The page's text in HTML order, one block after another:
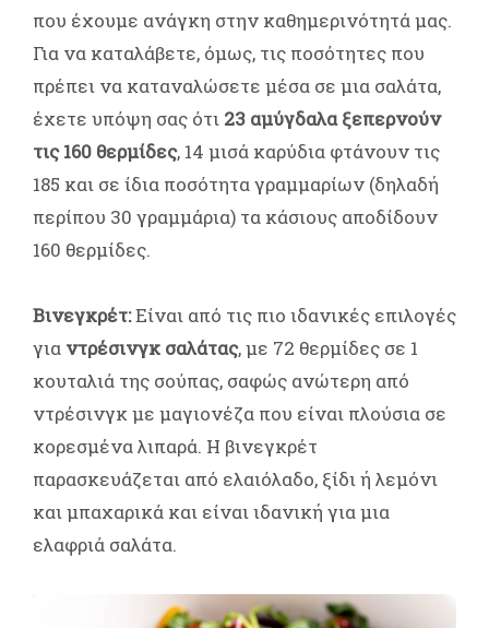
που έχουμε ανάγκη στην καθημερινότητά μας.
Για να καταλάβετε, όμως, τις ποσότητες που
πρέπει να καταναλώσετε μέσα σε μια σαλάτα,
έχετε υπόψη σας ότι 23 αμύγδαλα ξεπερνούν
τις 160 θερμίδες, 14 μισά καρύδια φτάνουν τις
185 και σε ίδια ποσότητα γραμμαρίων (δηλαδή
περίπου 30 γραμμάρια) τα κάσιους αποδίδουν
160 θερμίδες.
Βινεγκρέτ:Είναι από τις πιο ιδανικές επιλογές
για ντρέσινγκ σαλάτας, με 72 θερμίδες σε 1
κουταλιά της σούπας, σαφώς ανώτερη από
ντρέσινγκ με μαγιονέζα που είναι πλούσια σε
κορεσμένα λιπαρά. Η βινεγκρέτ
παρασκευάζεται από ελαιόλαδο, ξίδι ή λεμόνι
και μπαχαρικά και είναι ιδανική για μια
ελαφριά σαλάτα.